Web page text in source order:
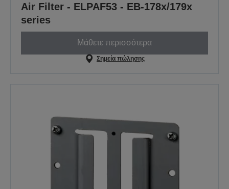
Air Filter - ELPAF53 - EB-178x/179x
series
Μάθετε περισσότερα
Σημεία πώλησης